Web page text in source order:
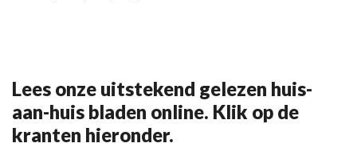
Lees onze uitstekend gelezen huis-
aan-huis bladen online. Klik op de
kranten hieronder.